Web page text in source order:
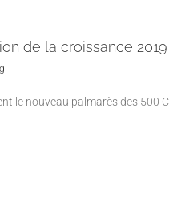
de la croissance 2019
le nouveau palmarès des 500